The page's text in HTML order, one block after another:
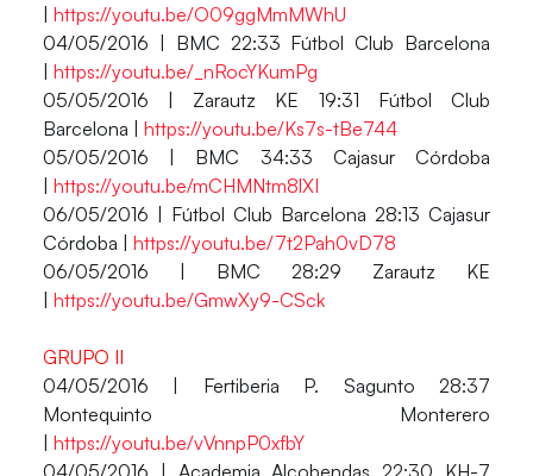
https://youtu.be/O09ggMmMWhU
04/05/2016 | BMC 22:33 Fútbol Club Barcelona
https://youtu.be/_nRocYKumPg
05/05/2016 | Zarautz KE 19:31 Fútbol Club
Barcelona | https://youtu.be/Ks7s-tBe744
05/05/2016 | BMC 34:33 Cajasur Córdoba
https://youtu.be/mCHMNtm8lXI
06/05/2016 | Fútbol Club Barcelona 28:13 Cajasur
Córdoba | https://youtu.be/7t2Pah0vD78
06/05/2016 | BMC 28:29 Zarautz KE
https://youtu.be/GmwXy9-CSck
GRUPO II
04/05/2016 | Fertiberia P. Sagunto 28:37
Montequinto Monterero
https://youtu.be/vVnnpP0xfbY